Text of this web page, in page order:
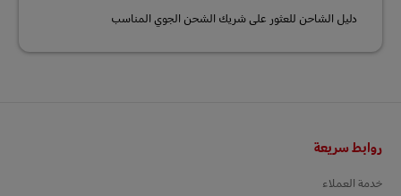
دليل الشاحن للعثور على شريك الشحن الجوي المناسب
روابط سريعة
خدمة العملاء